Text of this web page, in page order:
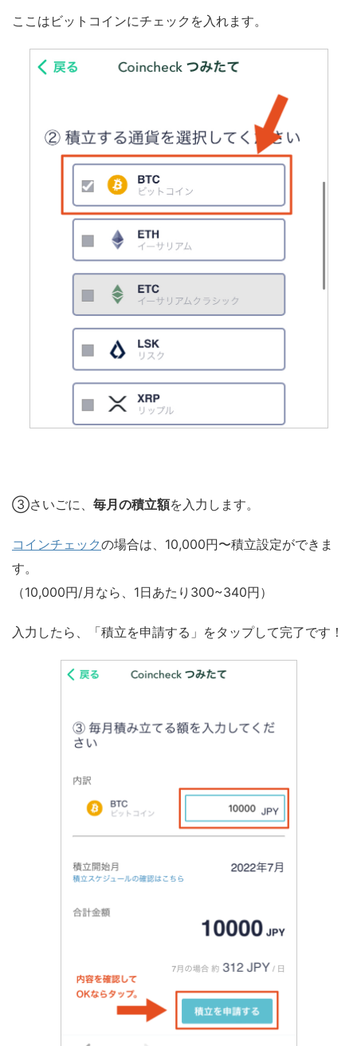
ここはビットコインにチェックを入れます。
③さいごに、 毎月の積立額を入力します。
コインチェックの場合は、10,000円〜積立設定ができま
す。
（10,000円/月なら、1日あたり300~340円）
入力したら、「積立を申請する」をタップして完了です！